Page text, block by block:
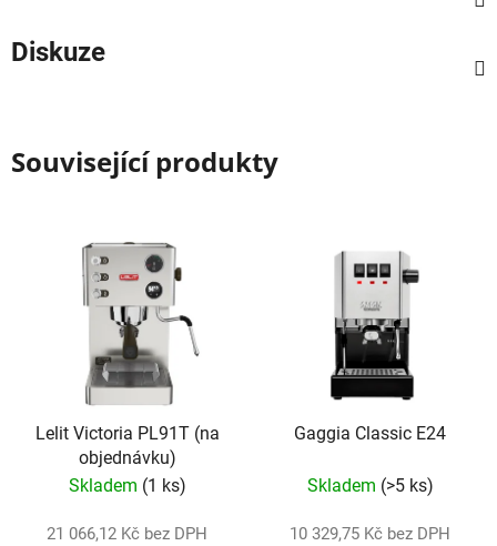
Diskuze
Související produkty
Lelit Victoria PL91T (na
objednávku)
Skladem (1 ks)
21 066,12 Kč bez DPH
Gaggia Classic E24
Skladem (>5 ks)
10 329,75 Kč bez DPH